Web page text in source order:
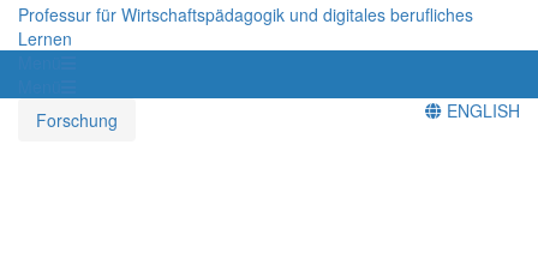
Professur für Wirtschaftspädagogik und digitales berufliches
Lernen
Forschung
ENGLISH